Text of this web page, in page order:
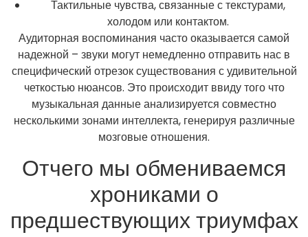
Тактильные чувства, связанные с текстурами,
холодом или контактом.
Аудиторная воспоминания часто оказывается самой
надежной – звуки могут немедленно отправить нас в
специфический отрезок существования с удивительной
четкостью нюансов. Это происходит ввиду того что
музыкальная данные анализируется совместно
несколькими зонами интеллекта, генерируя различные
мозговые отношения.
Отчего мы обмениваемся
хрониками о
предшествующих триумфах